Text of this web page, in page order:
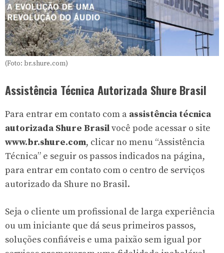
(Foto: br.shure.com)
Assistência Técnica Autorizada Shure Brasil
Para entrar em contato com a assistência técnica
autorizada Shure Brasilvocê pode acessar o site
www.br.shure.com, clicar no menu “Assistência
Técnica” e seguir os passos indicados na página,
para entrar em contato com o centro de serviços
autorizado da Shure no Brasil.
Seja o cliente um profissional de larga experiência
ou um iniciante que dá seus primeiros passos,
soluções confiáveis e uma paixão sem igual por